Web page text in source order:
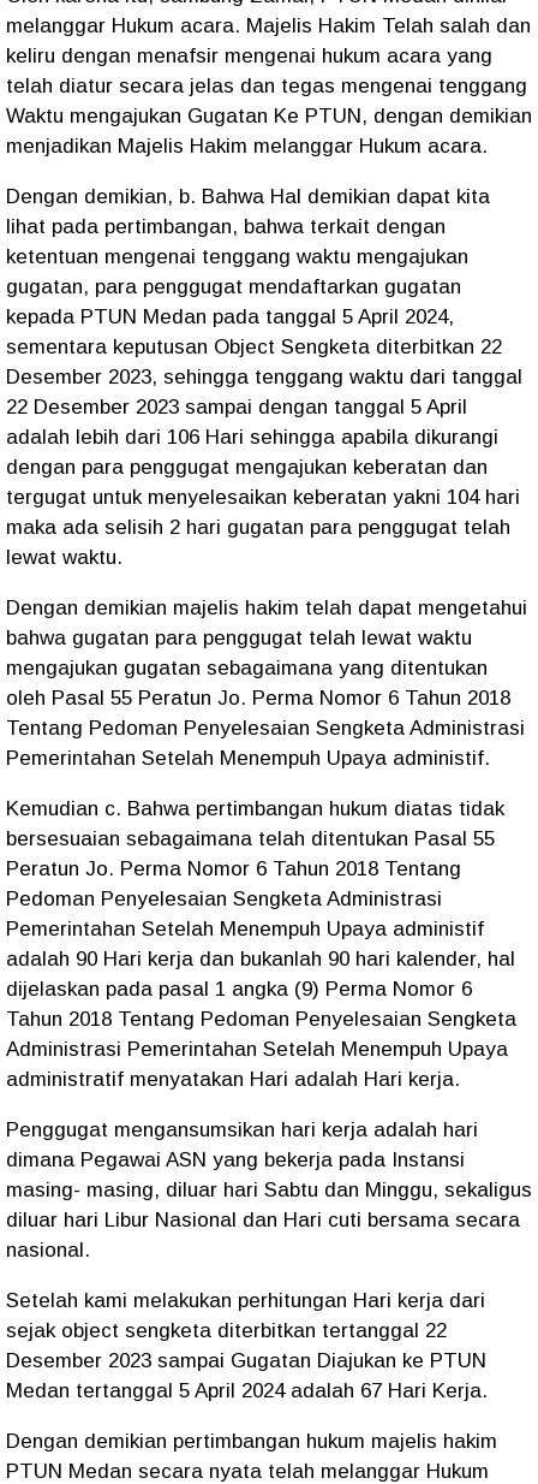
melanggar Hukum acara. Majelis Hakim Telah salah dan
keliru dengan menafsir mengenai hukum acara yang
telah diatur secara jelas dan tegas mengenai tenggang
Waktu mengajukan Gugatan Ke PTUN, dengan demikian
menjadikan Majelis Hakim melanggar Hukum acara.
Dengan demikian, b. Bahwa Hal demikian dapat kita
lihat pada pertimbangan, bahwa terkait dengan
ketentuan mengenai tenggang waktu mengajukan
gugatan, para penggugat mendaftarkan gugatan
kepada PTUN Medan pada tanggal 5 April 2024,
sementara keputusan Object Sengketa diterbitkan 22
Desember 2023, sehingga tenggang waktu dari tanggal
22 Desember 2023 sampai dengan tanggal 5 April
adalah lebih dari 106 Hari sehingga apabila dikurangi
dengan para penggugat mengajukan keberatan dan
tergugat untuk menyelesaikan keberatan yakni 104 hari
maka ada selisih 2 hari gugatan para penggugat telah
lewat waktu.
Dengan demikian majelis hakim telah dapat mengetahui
bahwa gugatan para penggugat telah lewat waktu
mengajukan gugatan sebagaimana yang ditentukan
oleh Pasal 55 Peratun Jo. Perma Nomor 6 Tahun 2018
Tentang Pedoman Penyelesaian Sengketa Administrasi
Pemerintahan Setelah Menempuh Upaya administif.
Kemudian c. Bahwa pertimbangan hukum diatas tidak
bersesuaian sebagaimana telah ditentukan Pasal 55
Peratun Jo. Perma Nomor 6 Tahun 2018 Tentang
Pedoman Penyelesaian Sengketa Administrasi
Pemerintahan Setelah Menempuh Upaya administif
adalah 90 Hari kerja dan bukanlah 90 hari kalender, hal
dijelaskan pada pasal 1 angka (9) Perma Nomor 6
Tahun 2018 Tentang Pedoman Penyelesaian Sengketa
Administrasi Pemerintahan Setelah Menempuh Upaya
administratif menyatakan Hari adalah Hari kerja.
Penggugat mengansumsikan hari kerja adalah hari
dimana Pegawai ASN yang bekerja pada Instansi
masing- masing, diluar hari Sabtu dan Minggu, sekaligus
diluar hari Libur Nasional dan Hari cuti bersama secara
nasional.
Setelah kami melakukan perhitungan Hari kerja dari
sejak object sengketa diterbitkan tertanggal 22
Desember 2023 sampai Gugatan Diajukan ke PTUN
Medan tertanggal 5 April 2024 adalah 67 Hari Kerja.
Dengan demikian pertimbangan hukum majelis hakim
PTUN Medan secara nyata telah melanggar Hukum